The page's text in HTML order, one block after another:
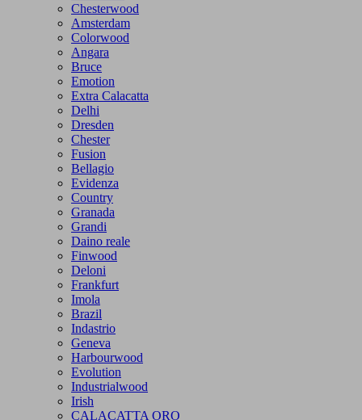
Chesterwood
Amsterdam
Colorwood
Angara
Bruce
Emotion
Extra Calacatta
Delhi
Dresden
Chester
Fusion
Bellagio
Evidenza
Country
Granada
Grandi
Daino reale
Finwood
Deloni
Frankfurt
Imola
Brazil
Indastrio
Geneva
Harbourwood
Evolution
Industrialwood
Irish
CALACATTA ORO